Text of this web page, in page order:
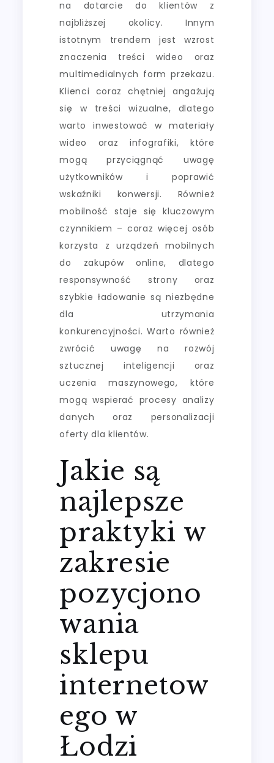
na dotarcie do klientów z
najbliższej okolicy. Innym
istotnym trendem jest wzrost
znaczenia treści wideo oraz
multimedialnych form przekazu.
Klienci coraz chętniej angażują
się w treści wizualne, dlatego
warto inwestować w materiały
wideo oraz infografiki, które
mogą przyciągnąć uwagę
użytkowników i poprawić
wskaźniki konwersji. Również
mobilność staje się kluczowym
czynnikiem – coraz więcej osób
korzysta z urządzeń mobilnych
do zakupów online, dlatego
responsywność strony oraz
szybkie ładowanie są niezbędne
dla utrzymania
konkurencyjności. Warto również
zwrócić uwagę na rozwój
sztucznej inteligencji oraz
uczenia maszynowego, które
mogą wspierać procesy analizy
danych oraz personalizacji
oferty dla klientów.
Jakie są
najlepsze
praktyki w
zakresie
pozycjono
wania
sklepu
internetow
ego w
Łodzi